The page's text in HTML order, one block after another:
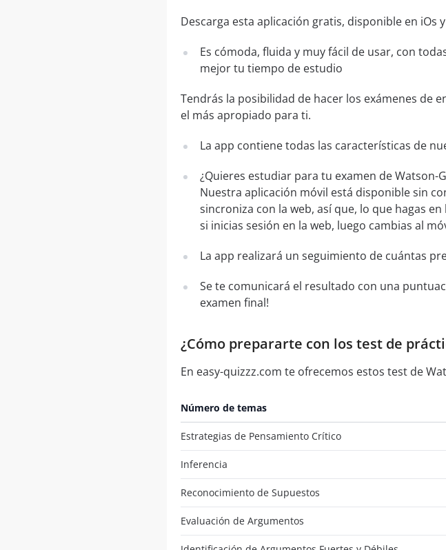
Descarga esta aplicación gratis, disponible en
Es cómoda, fluida y muy fácil de usar, con
mejor tu tiempo de estudio
Tendrás la posibilidad de hacer los exámenes de
el más apropiado para ti.
La app contiene todas las características de
¿Quieres estudiar para tu examen de Watson-
Nuestra aplicación móvil está disponible sin
sincroniza con la web, así que, lo que hagas
si inicias sesión en la web, luego cambias al
La app realizará un seguimiento de cuántas
Se te comunicará el resultado con una
examen final!
¿Cómo prepararte con los test de
En easy-quizzz.com te ofrecemos estos test de
Número de temas
Estrategias de Pensamiento Crítico
Inferencia
Reconocimiento de Supuestos
Evaluación de Argumentos